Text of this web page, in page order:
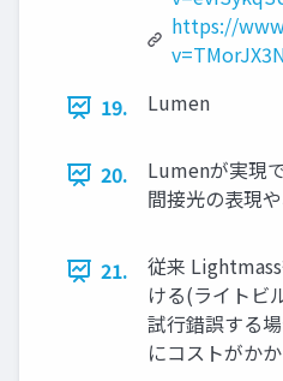
https://
19.
Lumen
20.
Lumenが実現
間接光の表現
21.
従来
ける(ライトビ
試行錯誤する
にコストがか